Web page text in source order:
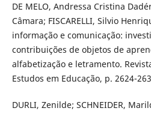
DE MELO, Andressa Cristina
Câmara; FISCARELLI, Silvio
informação e comunicação:
contribuições de objetos de
alfabetização e letramento.
Estudos em Educação, p. 2624-
DURLI, Zenilde; SCHNEIDER,